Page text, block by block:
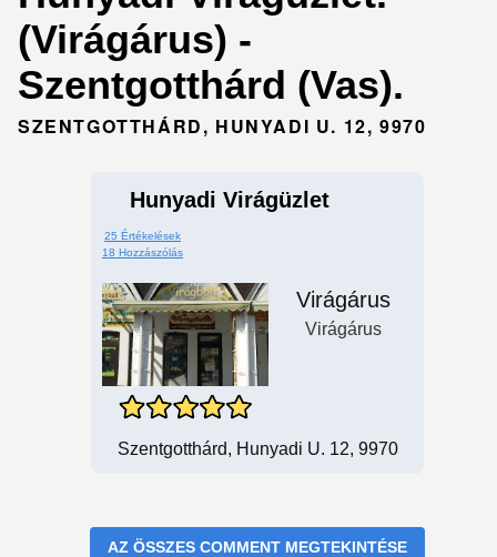
(Virágárus) -
Szentgotthárd (Vas).
SZENTGOTTHÁRD, HUNYADI U. 12, 9970
Hunyadi Virágüzlet
25 Értékelések
18 Hozzászólás
Virágárus
Virágárus
Szentgotthárd, Hunyadi U. 12, 9970
AZ ÖSSZES COMMENT MEGTEKINTÉSE